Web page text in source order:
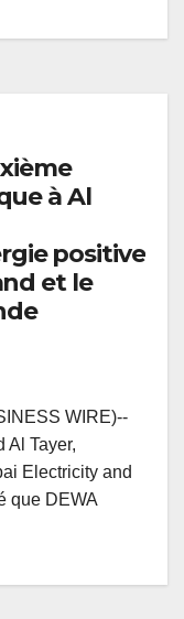
à Al
positive
et le
WIRE)--
Al Tayer,
Electricity and
que DEWA